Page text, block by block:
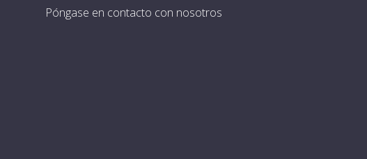
Póngase en contacto con nosotros